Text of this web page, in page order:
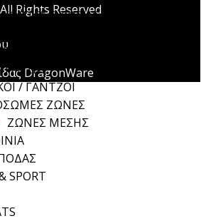
ΠΤΩΣΗΣ
ΕΝΕΡΓΕΙΑΣ
ΠΤΩΣΗΣ
/ ΓΑΝΤΖΟΙ
ΖΩΝΕΣ
ΖΩΝΕΣ ΜΕΣΗΣ
SPORT
Rights Reserved
DragonWare